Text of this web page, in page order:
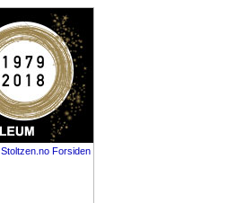
Stoltzen.no Forsiden